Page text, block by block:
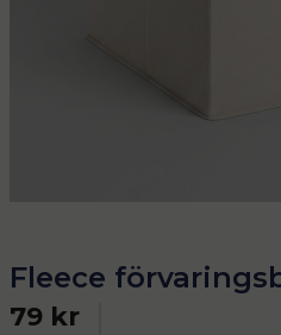
Fleece
79 kr